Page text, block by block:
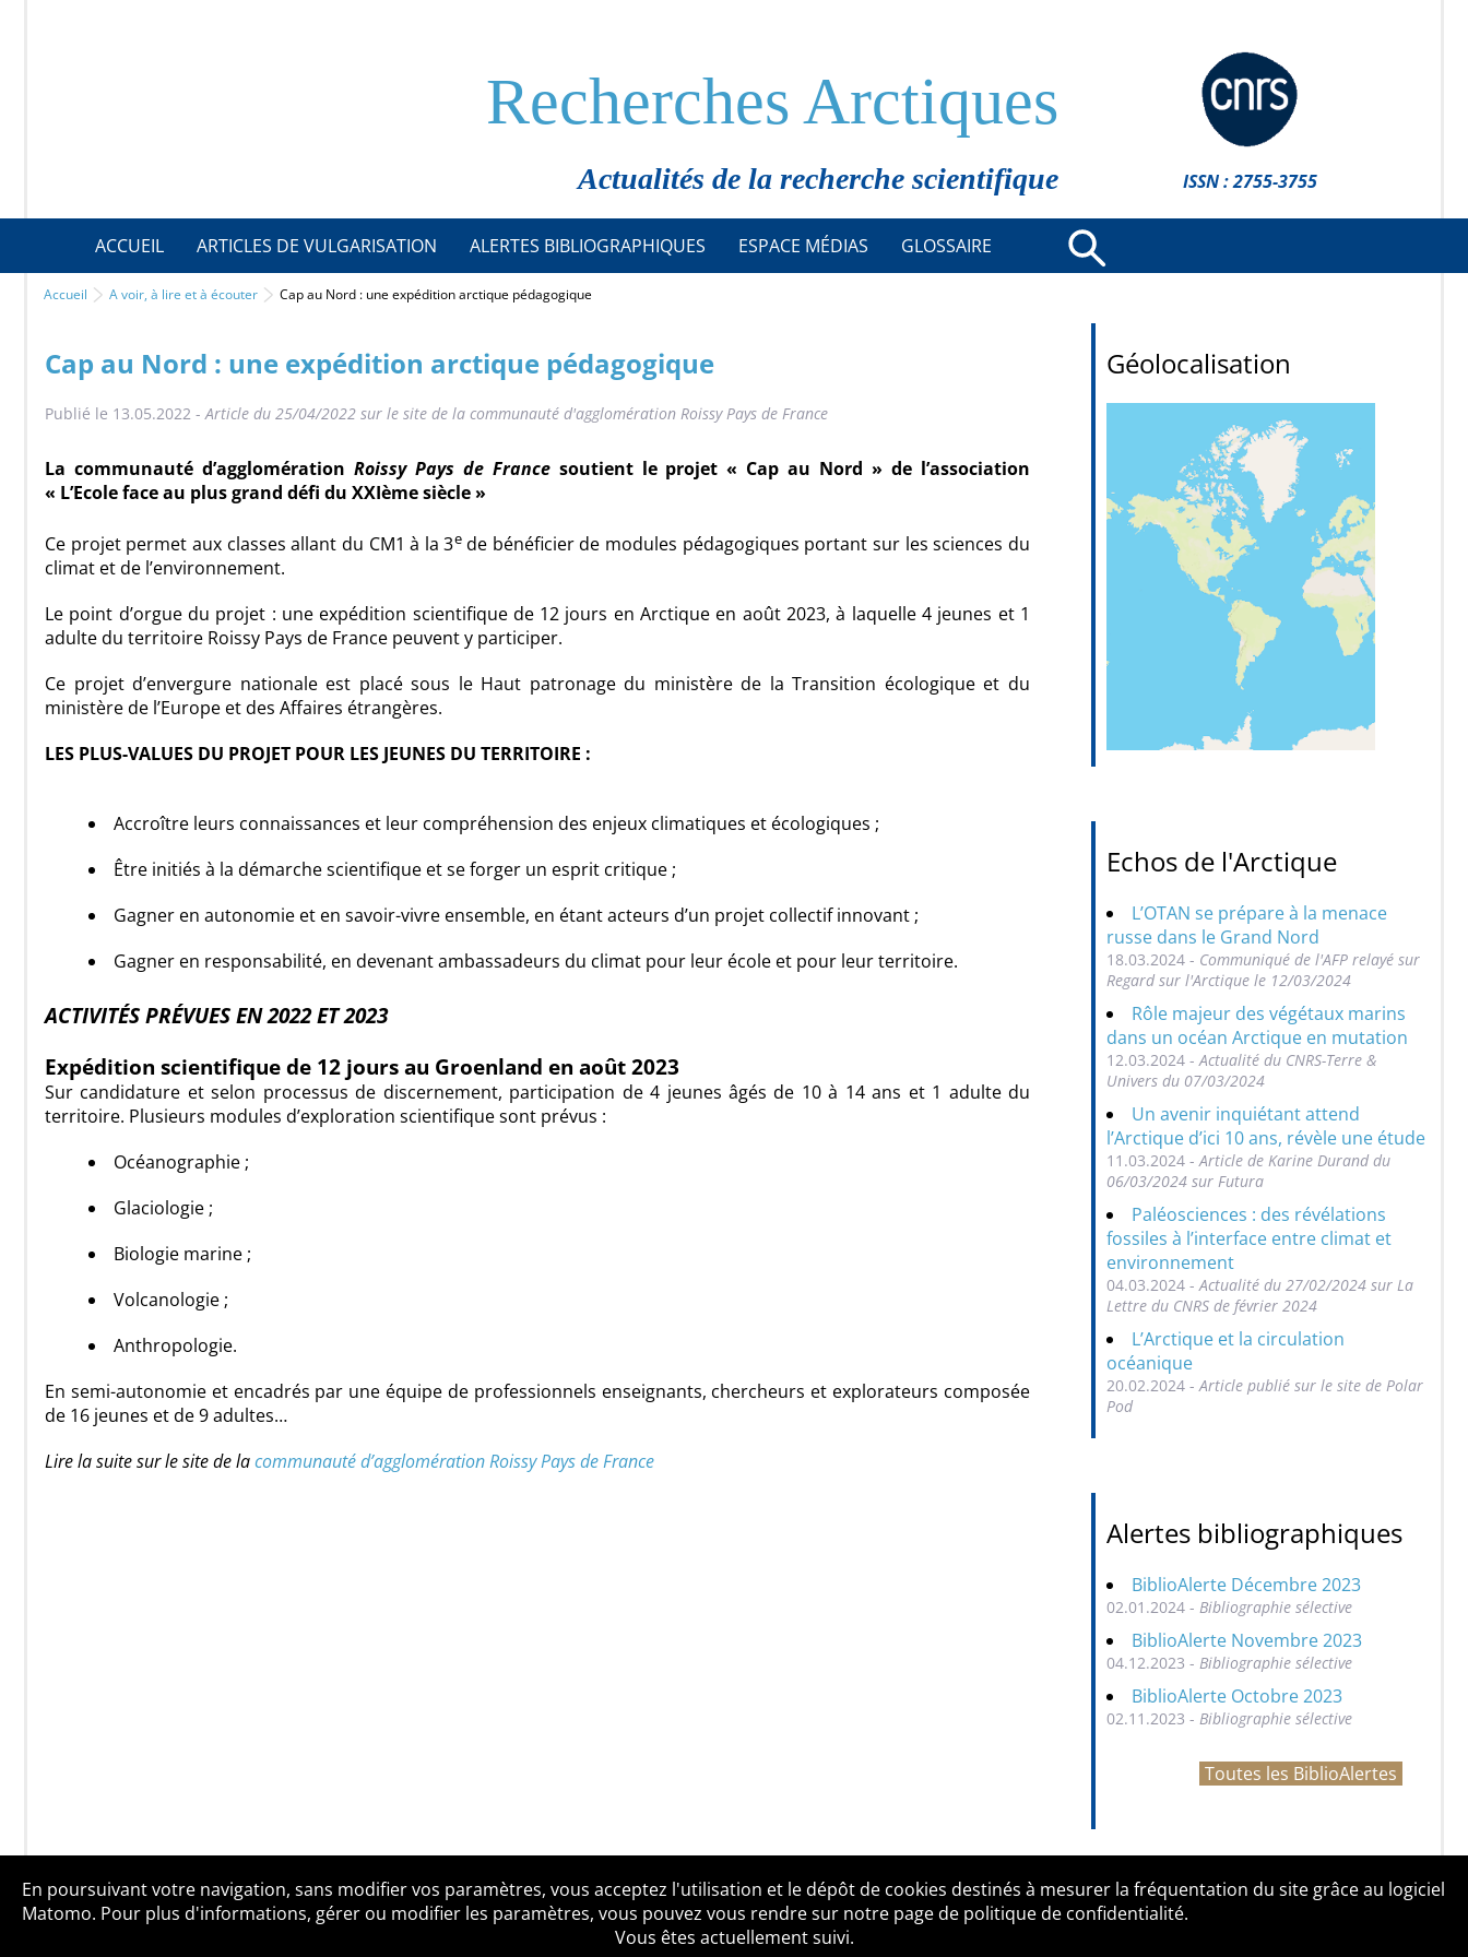
Recherches Arctiques
Actualités de la recherche scientifique ISSN : 2755-3755
ACCUEIL ARTICLES DE VULGARISATION ALERTES BIBLIOGRAPHIQUES ESPACE MÉDIAS GLOSSAIRE
Accueil A voir, à lire et à écouter Cap au Nord : une expédition arctique pédagogique
Cap au Nord : une expédition arctique pédagogique
Publié le 13.05.2022 -Article du 25/04/2022 sur le site de la communauté d'agglomération Roissy Pays de France
La communauté d’agglomération Roissy Pays de Francesoutient le projet « Cap au Nord » de l’association
« L’Ecole face au plus grand défi du XXIème siècle »
Ce projet permet aux classes allant du CM1 à la 3ede bénéficier de modules pédagogiques portant sur les sciences du
climat et de l’environnement.
Le point d’orgue du projet : une expédition scientifique de 12 jours en Arctique en août 2023, à laquelle 4 jeunes et 1
adulte du territoire Roissy Pays de France peuvent y participer.
Ce projet d’envergure nationale est placé sous le Haut patronage du ministère de la Transition écologique et du
ministère de l’Europe et des Affaires étrangères.
LES PLUS-VALUES DU PROJET POUR LES JEUNES DU TERRITOIRE :
Accroître leurs connaissances et leur compréhension des enjeux climatiques et écologiques ;
Être initiés à la démarche scientifique et se forger un esprit critique ;
Gagner en autonomie et en savoir-vivre ensemble, en étant acteurs d’un projet collectif innovant ;
Gagner en responsabilité, en devenant ambassadeurs du climat pour leur école et pour leur territoire.
ACTIVITÉS PRÉVUES EN 2022 ET 2023
Expédition scientifique de 12 jours au Groenland en août 2023
Sur candidature et selon processus de discernement, participation de 4 jeunes âgés de 10 à 14 ans et 1 adulte du
territoire. Plusieurs modules d’exploration scientifique sont prévus :
Océanographie ;
Glaciologie ;
Biologie marine ;
Volcanologie ;
Anthropologie.
En semi-autonomie et encadrés par une équipe de professionnels enseignants, chercheurs et explorateurs composée
de 16 jeunes et de 9 adultes…
Lire la suite sur le site de lacommunauté d’agglomération Roissy Pays de France
Géolocalisation
Echos de l'Arctique
L’OTAN se prépare à la menace
russe dans le Grand Nord
18.03.2024 - Communiqué de l'AFP relayé sur
Regard sur l'Arctique le 12/03/2024
Rôle majeur des végétaux marins
dans un océan Arctique en mutation
12.03.2024 - Actualité du CNRS-Terre &
Univers du 07/03/2024
Un avenir inquiétant attend
l’Arctique d’ici 10 ans, révèle une étude
11.03.2024 - Article de Karine Durand du
06/03/2024 sur Futura
Paléosciences : des révélations
fossiles à l’interface entre climat et
environnement
04.03.2024 - Actualité du 27/02/2024 sur La
Lettre du CNRS de février 2024
L’Arctique et la circulation
océanique
20.02.2024 - Article publié sur le site de Polar
Pod
Alertes bibliographiques
BiblioAlerte Décembre 2023
02.01.2024 - Bibliographie sélective
BiblioAlerte Novembre 2023
04.12.2023 - Bibliographie sélective
BiblioAlerte Octobre 2023
02.11.2023 - Bibliographie sélective
Toutes les BiblioAlertes
Qui sommes-nous ? Mentions légales Accessibilité Politique de confidentialité Contact
En poursuivant votre navigation, sans modifier vos paramètres, vous acceptez l'utilisation et le dépôt de cookies destinés à mesurer la fréquentation du site grâce au logiciel
Matomo. Pour plus d'informations, gérer ou modifier les paramètres, vous pouvez vous rendre sur notre page de politique de confidentialité.
Vous êtes actuellement suivi.